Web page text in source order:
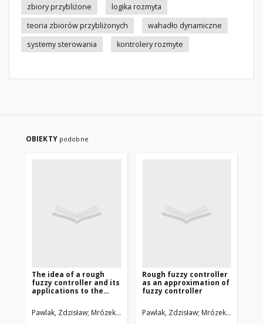
zbiory przybliżone
logika rozmyta
teoria zbiorów przybliżonych
wahadło dynamiczne
systemy sterowania
kontrolery rozmyte
OBIEKTY podobne
The idea of a rough
fuzzy controller and its
applications to the
pendulum-car system
Pawlak, Zdzisław Mrózek, Adam Czogała, Ernest
Rough fuzzy controller
as an approximation of
fuzzy controller
Pawlak, Zdzisław Mrózek, Adam